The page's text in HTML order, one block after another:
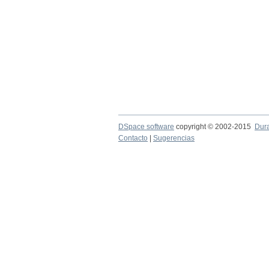
DSpace software copyright © 2002-2015
Contacto
Sugerencias